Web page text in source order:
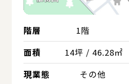
階層
1階
面積
14坪 / 46.28㎡
現業態
その他